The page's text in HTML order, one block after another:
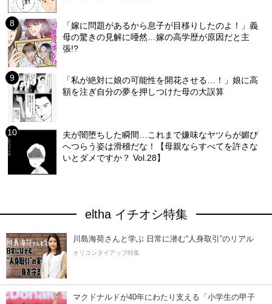
「嫁に問題があるから息子が目移りしたのよ！」義
母の驚きの見解に唖然…嫁の高学歴が原因だと主
張!?
「私が絶対に娘の可能性を開花させる…！」娘に高
額を注ぎ自分の夢を押しつけた母の大誤算
夫が闇堕ちした瞬間…これまで嫌味なヤツらが媚び
へつらう姿は滑稽だな！【母親ならすべてを許さな
いとダメですか？ Vol.28】
eltha イチオシ特集
川島海荷さんと学ぶ 日常に潜む“人身取引”のリアル
オリコンタイアップ特集
マクドナルドが40年にわたり支える「小学生の甲子